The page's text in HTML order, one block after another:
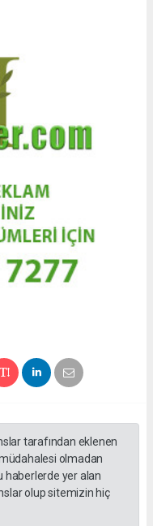
tarafından eklenen
olmadan
haberlerde yer alan
olup sitemizin hiç